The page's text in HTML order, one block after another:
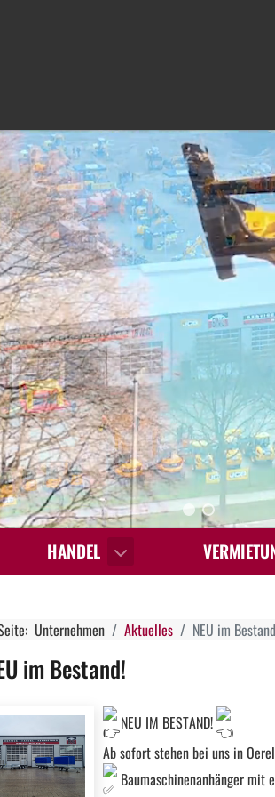
HANDEL
Unternehmen Aktuelles NEU im
im Bestand!
NEU IM BESTAND!
Ab sofort stehen bei uns in
Baumaschinenanhänger mit